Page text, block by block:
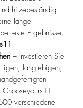
hitzebeständig
lange
Ergebnisse.
– Investieren Sie
langlebigen,
verschiedene